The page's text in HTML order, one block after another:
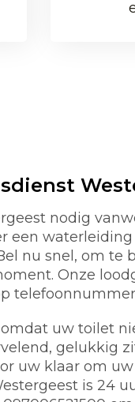
nodig
een
nu snel, om te
Onze
uw toilet
gelukkig
uw klaar om
is 24